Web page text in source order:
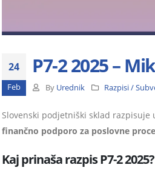
24
Feb
P7-2 2025 –
By Urednik Razpisi /
Slovenski podjetniški sklad razpisuje
finančno podporo za poslovne
Kaj prinaša razpis P7-2 2025?